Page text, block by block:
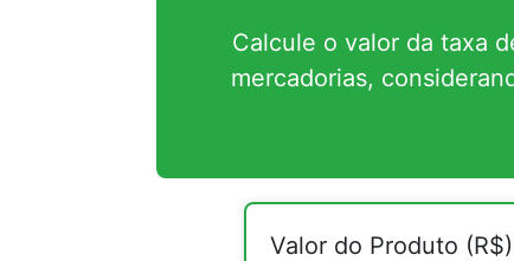
Calcule o valor da taxa
mercadorias,
Valor do Produto